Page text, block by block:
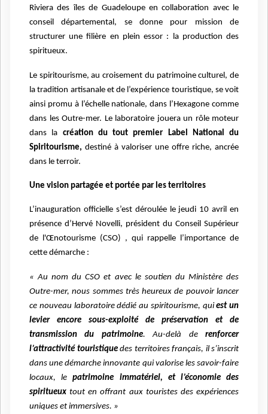
Riviera des îles de Guadeloupe en collaboration avec le
conseil départemental, se donne pour mission de
structurer une filière en plein essor : la production des
spiritueux.
Le spiritourisme, au croisement du patrimoine culturel, de
la tradition artisanale et de l’expérience touristique, se voit
ainsi promu à l’échelle nationale, dans l’Hexagone comme
dans les Outre-mer. Le laboratoire jouera un rôle moteur
dans la création du tout premier Label National du
Spiritourisme, destiné à valoriser une offre riche, ancrée
dans le terroir.
Une vision partagée et portée par les territoires
L’inauguration officielle s’est déroulée le jeudi 10 avril en
présence d’Hervé Novelli, président du Conseil Supérieur
de l'Œnotourisme (CSO) , qui rappelle l’importance de
cette démarche :
« Au nom du CSO et avec le soutien du Ministère des
Outre-mer, nous sommes très heureux de pouvoir lancer
ce nouveau laboratoire dédié au spiritourisme, quiest un
levier encore sous-exploité de préservation et de
transmission du patrimoine. Au-delà derenforcer
l’attractivité touristiquedes territoires français, il s’inscrit
dans une démarche innovante qui valorise les savoir-faire
locaux, lepatrimoine immatériel, et l’économie des
spiritueux tout en offrant aux touristes des expériences
uniques et immersives. »